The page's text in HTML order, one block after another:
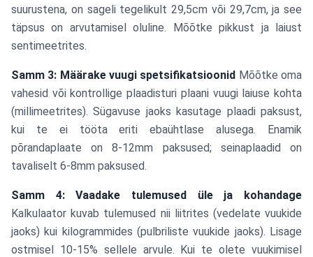
suurustena, on sageli tegelikult 29,5cm või 29,7cm, ja see
täpsus on arvutamisel oluline. Mõõtke pikkust ja laiust
sentimeetrites.
Samm 3: Määrake vuugi spetsifikatsioonid Mõõtke oma
vahesid või kontrollige plaadisturi plaani vuugi laiuse kohta
(millimeetrites). Sügavuse jaoks kasutage plaadi paksust,
kui te ei tööta eriti ebaühtlase alusega. Enamik
põrandaplaate on 8-12mm paksused; seinaplaadid on
tavaliselt 6-8mm paksused.
Samm 4: Vaadake tulemused üle ja kohandage
Kalkulaator kuvab tulemused nii liitrites (vedelate vuukide
jaoks) kui kilogrammides (pulbriliste vuukide jaoks). Lisage
ostmisel 10-15% sellele arvule. Kui te olete vuukimisel